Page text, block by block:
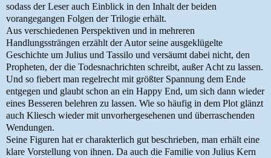
sodass der Leser auch Einblick in den Inhalt der beiden
vorangegangen Folgen der Trilogie erhält.
Aus verschiedenen Perspektiven und in mehreren
Handlungssträngen erzählt der Autor seine ausgeklügelte
Geschichte um Julius und Tassilo und versäumt dabei nicht, den
Propheten, der die Todesnachrichten schreibt, außer Acht zu lassen.
Und so fiebert man regelrecht mit größter Spannung dem Ende
entgegen und glaubt schon an ein Happy End, um sich dann wieder
eines Besseren belehren zu lassen. Wie so häufig in dem Plot glänzt
auch Kliesch wieder mit unvorhergesehenen und überraschenden
Wendungen.
Seine Figuren hat er charakterlich gut beschrieben, man erhält eine
klare Vorstellung von ihnen. Da auch die Familie von Julius Kern